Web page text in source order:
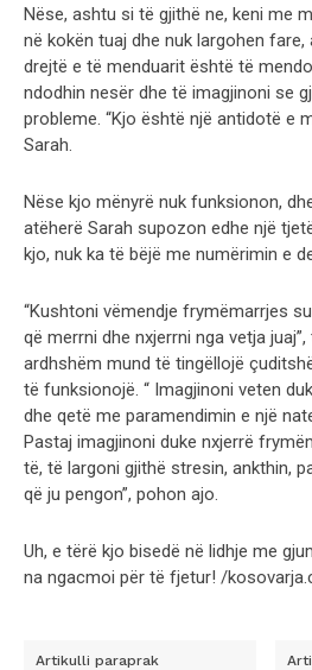
Nëse, ashtu si të gjithë ne, keni me
në kokën tuaj dhe nuk largohen
drejtë e të menduarit është të
ndodhin nesër dhe të imagjinoni se
probleme. “Kjo është një antidotë e
Sarah.
Nëse kjo mënyrë nuk funksionon,
atëherë Sarah supozon edhe një
kjo, nuk ka të bëjë me numërimin e
“Kushtoni vëmendje frymëmarrjes
që merrni dhe nxjerrni nga vetja
ardhshëm mund të tingëllojë
të funksionojë. “ Imagjinoni veten
dhe qetë me paramendimin e një
Pastaj imagjinoni duke nxjerrë
të, të largoni gjithë stresin, ankthin,
që ju pengon”, pohon ajo.
Uh, e tërë kjo bisedë në lidhje me
na ngacmoi për të fjetur! /
Artikulli paraprak